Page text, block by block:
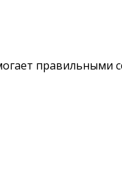
правильными